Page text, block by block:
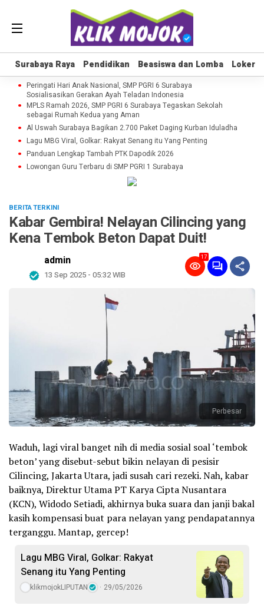
Surabaya Raya Pendidikan Beasiswa dan Lomba Loker
Surabaya Raya Pendidikan Beasiswa dan Lomba Loker
Peringati Hari Anak Nasional, SMP PGRI 6 Surabaya
Sosialisasikan Gerakan Ayah Teladan Indonesia
MPLS Ramah 2026, SMP PGRI 6 Surabaya Tegaskan Sekolah
sebagai Rumah Kedua yang Aman
Al Uswah Surabaya Bagikan 2.700 Paket Daging Kurban Iduladha
Lagu MBG Viral, Golkar: Rakyat Senang itu Yang Penting
Panduan Lengkap Tambah PTK Dapodik 2026
Lowongan Guru Terbaru di SMP PGRI 1 Surabaya
BERITA TERKINI
Kabar Gembira! Nelayan Cilincing yang
Kena Tembok Beton Dapat Duit!
admin
13 Sep 2025 - 05:32 WIB
17
Perbesar
Waduh, lagi viral banget nih di media sosial soal ‘tembok
beton’ yang disebut-sebut bikin nelayan di pesisir
Cilincing, Jakarta Utara, jadi susah cari rezeki. Nah, kabar
baiknya, Direktur Utama PT Karya Cipta Nusantara
(KCN), Widodo Setiadi, akhirnya buka suara dan janji bakal
kasih kompensasi buat para nelayan yang pendapatannya
terganggu. Mantap, gercep!
Lagu MBG Viral, Golkar: Rakyat
Senang itu Yang Penting
klikmojokLIPUTAN 29/05/2026